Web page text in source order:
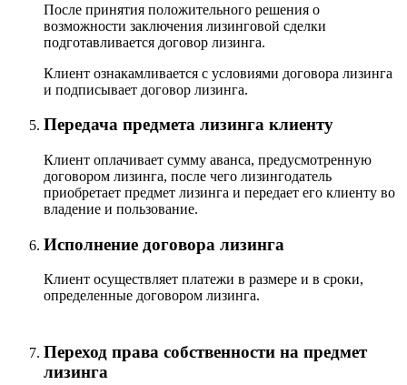
После принятия положительного решения о
возможности заключения лизинговой сделки
подготавливается договор лизинга.
Клиент ознакамливается с условиями договора лизинга
и подписывает договор лизинга.
Передача предмета лизинга клиенту
Клиент оплачивает сумму аванса, предусмотренную
договором лизинга, после чего лизингодатель
приобретает предмет лизинга и передает его клиенту во
владение и пользование.
Исполнение договора лизинга
Клиент осуществляет платежи в размере и в сроки,
определенные договором лизинга.
Переход права собственности на предмет
лизинга